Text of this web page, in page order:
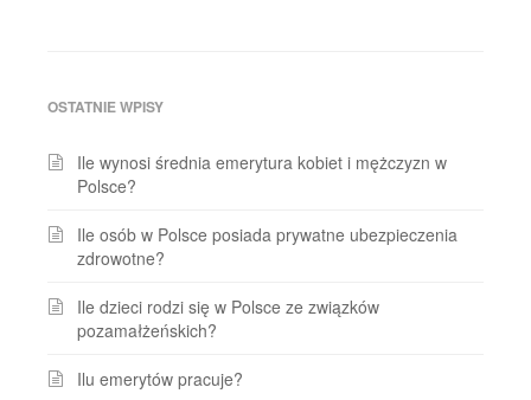
OSTATNIE WPISY
Ile wynosi średnia emerytura kobiet i mężczyzn w
Polsce?
Ile osób w Polsce posiada prywatne ubezpieczenia
zdrowotne?
Ile dzieci rodzi się w Polsce ze związków
pozamałżeńskich?
Ilu emerytów pracuje?